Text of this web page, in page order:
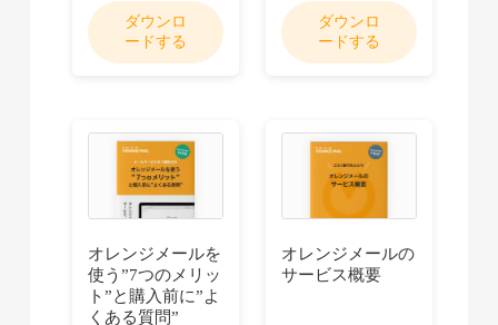
ダウンロ
ードする
ダウンロ
ードする
オレンジメールを
使う”7つのメリッ
ト”と購入前に”よ
くある質問”
オレンジメールの
サービス概要